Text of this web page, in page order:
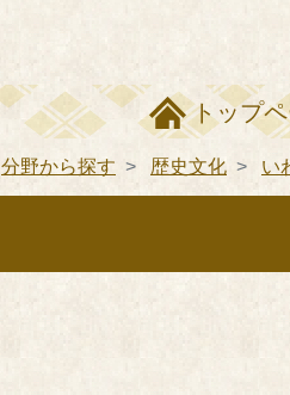
トップ
分野から探す 歴史文化 い